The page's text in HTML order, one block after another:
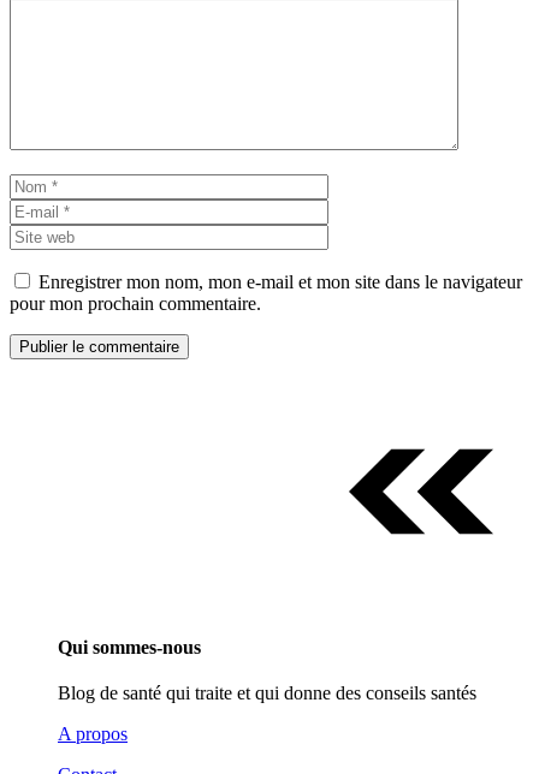
Nom
mail
web
Enregistrer mon nom, mon e-mail et mon site dans le navigateur
pour mon prochain commentaire.
Qui sommes-nous
Blog de santé qui traite et qui donne des conseils santés
A propos